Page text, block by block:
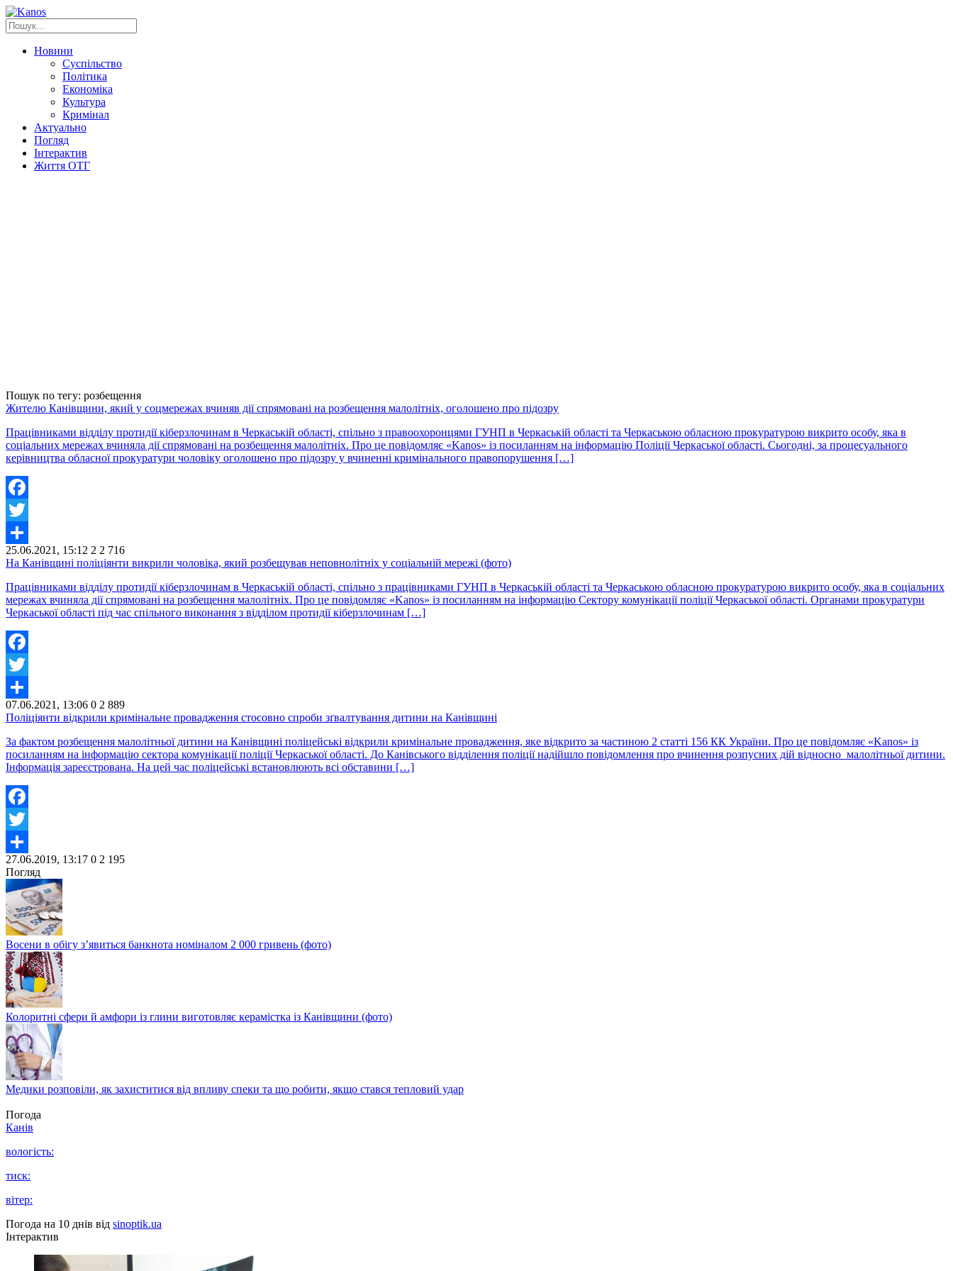
Новини
Суспільство
Політика
Економіка
Культура
Кримінал
Актуально
Погляд
Інтерактив
Життя ОТГ
Пошук по тегу: розбещення
Жителю Канівщини, який у соцмережах вчиняв дії спрямовані на розбещення малолітніх, оголошено про підозру
Працівниками відділу протидії кіберзлочинам в Черкаській області, спільно з правоохоронцями ГУНП в Черкаській області та Черкаською обласною прокуратурою викрито особу, яка в
соціальних мережах вчиняла дії спрямовані на розбещення малолітніх. Про це повідомляє «Kanos» із посиланням на інформацію Поліції Черкаської області. Сьогодні, за процесуального
керівництва обласної прокуратури чоловіку оголошено про підозру у вчиненні кримінального правопорушення […]
Facebook
Twitter
Share
25.06.2021, 15:12 2 2 716
На Канівщині поліціянти викрили чоловіка, який розбещував неповнолітніх у соціальній мережі (фото)
Працівниками відділу протидії кіберзлочинам в Черкаській області, спільно з працівниками ГУНП в Черкаській області та Черкаською обласною прокуратурою викрито особу, яка в соціальних
мережах вчиняла дії спрямовані на розбещення малолітніх. Про це повідомляє «Kanos» із посиланням на інформацію Сектору комунікації поліції Черкаської області. Органами прокуратури
Черкаської області під час спільного виконання з відділом протидії кіберзлочинам […]
Facebook
Twitter
Share
07.06.2021, 13:06 0 2 889
Поліціянти відкрили кримінальне провадження стосовно спроби зґвалтування дитини на Канівщині
За фактом розбещення малолітньої дитини на Канівщині поліцейські відкрили кримінальне провадження, яке відкрито за частиною 2 статті 156 КК України. Про це повідомляє «Kanos» із
посиланням на інформацію сектора комунікації поліції Черкаської області. До Канівського відділення поліції надійшло повідомлення про вчинення розпусних дій відносно малолітньої дитини.
Інформація зареєстрована. На цей час поліцейські встановлюють всі обставини […]
Facebook
Twitter
Share
27.06.2019, 13:17 0 2 195
Погляд
Восени в обігу з’явиться банкнота номіналом 2 000 гривень (фото)
Колоритні сфери й амфори із глини виготовляє керамістка із Канівщини (фото)
Медики розповіли, як захиститися від впливу спеки та що робити, якщо стався тепловий удар
Погода
Канів
вологість:
тиск:
вітер:
Погода на 10 днів від sinoptik.ua
Інтерактив